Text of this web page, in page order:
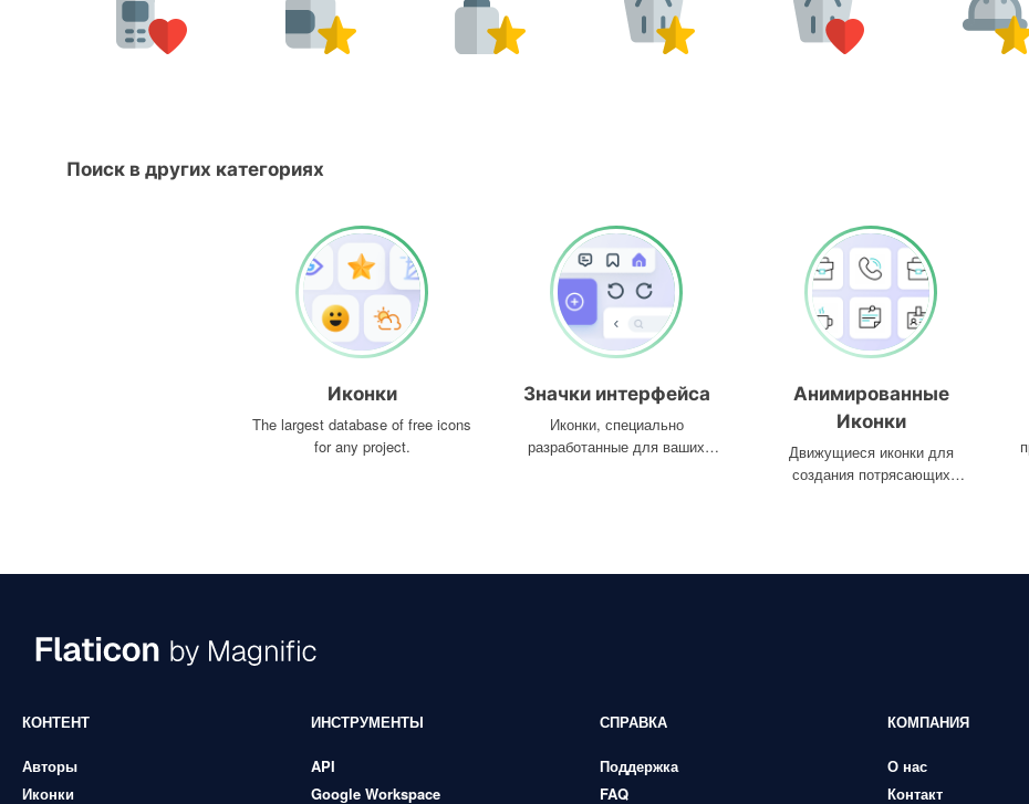
Поиск в других категориях
Иконки
The largest database of free icons
for any project.
Значки интерфейса
Иконки, специально
разработанные для ваших
Анимированные
Иконки
Движущиеся иконки для
создания потрясающих
КОНТЕНТ
Авторы
Иконки
ИНСТРУМЕНТЫ
API
Google Workspace
СПРАВКА
Поддержка
FAQ
КОМПАНИЯ
О нас
Контакт